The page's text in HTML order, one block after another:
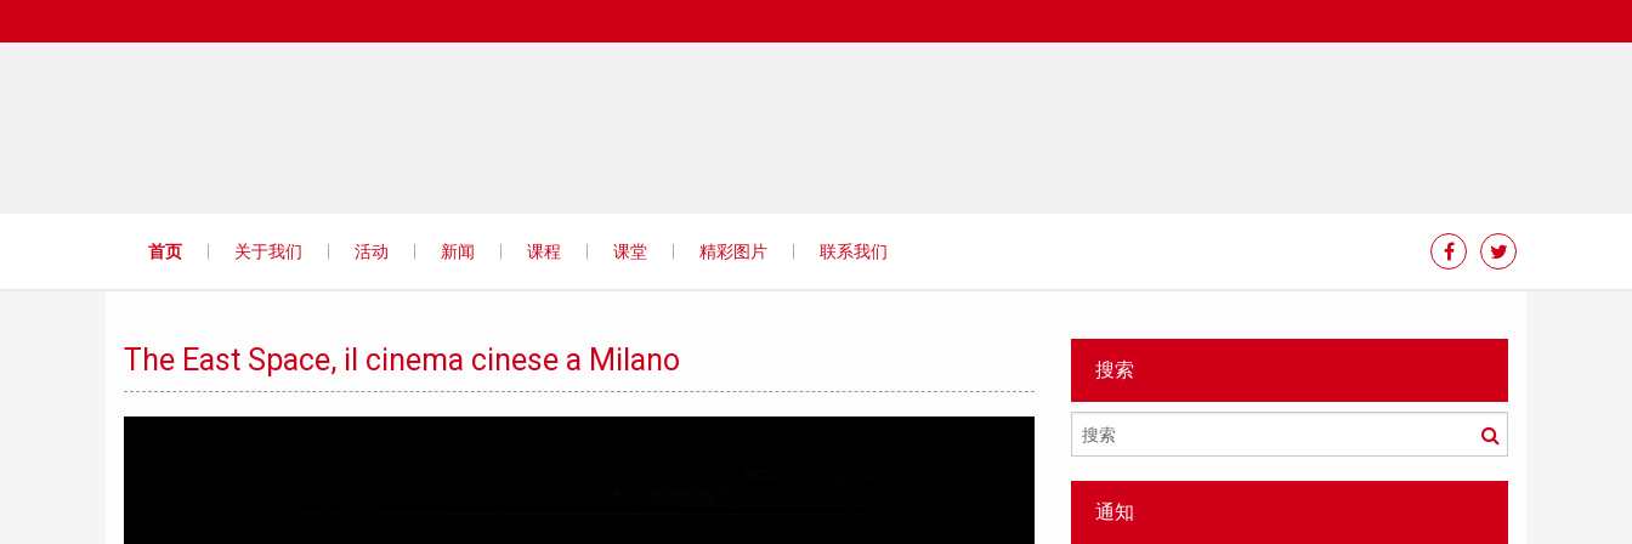
首页 关于我们 活动 新闻 课程 课堂 精彩图片 联系我们
The East Space, il cinema cinese a Milano 搜索
搜
索
通知